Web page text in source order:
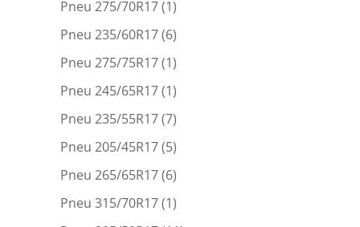
Pneu 275/70R17(1)
Pneu 235/60R17(6)
Pneu 275/75R17(1)
Pneu 245/65R17(1)
Pneu 235/55R17(7)
Pneu 205/45R17(5)
Pneu 265/65R17(6)
Pneu 315/70R17(1)